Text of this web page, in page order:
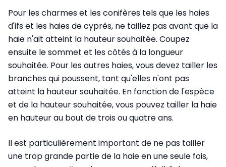
Pour les charmes et les conifères tels que les haies
d'ifs et les haies de cyprès, ne taillez pas avant que la
haie n'ait atteint la hauteur souhaitée. Coupez
ensuite le sommet et les côtés à la longueur
souhaitée. Pour les autres haies, vous devez tailler les
branches qui poussent, tant qu'elles n'ont pas
atteint la hauteur souhaitée. En fonction de l'espèce
et de la hauteur souhaitée, vous pouvez tailler la haie
en hauteur au bout de trois ou quatre ans.
Il est particulièrement important de ne pas tailler
une trop grande partie de la haie en une seule fois,